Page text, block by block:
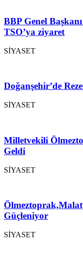
BBP Genel
TSO’ya ziyaret
SİYASET
Doğanşehir’de
SİYASET
Milletvekili
Geldi
SİYASET
Güçleniyor
SİYASET